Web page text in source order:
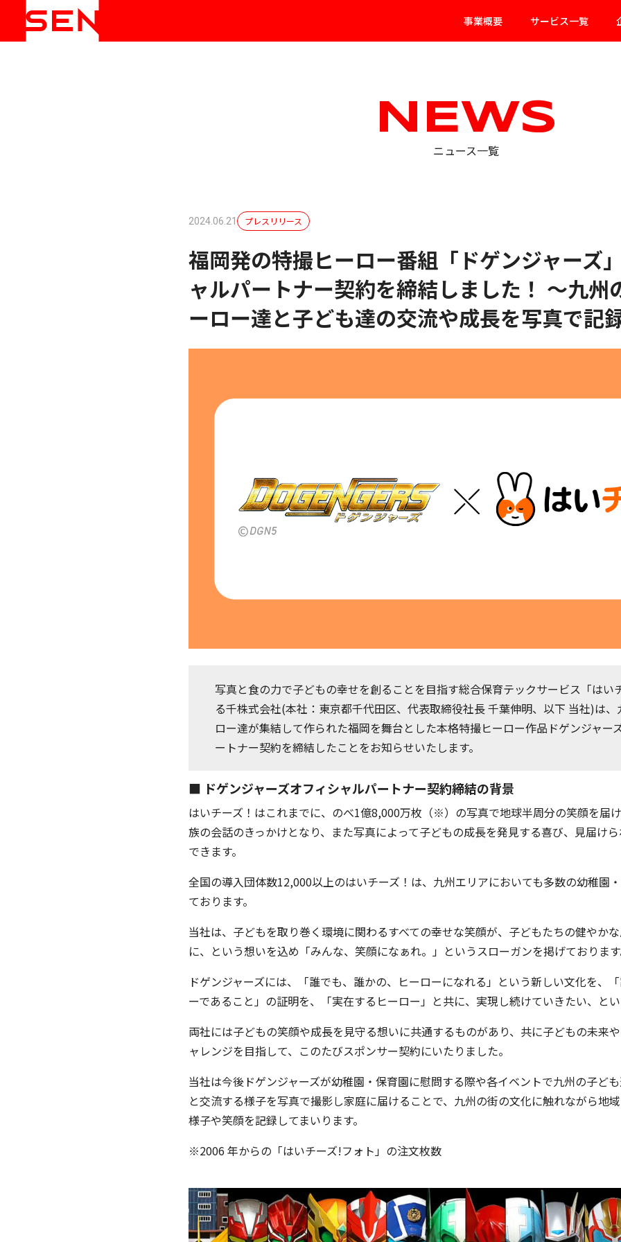
事業概要 サービス一覧
NEWS
ニュース一覧
2024.06.21 プレスリリース
福岡発の特撮ヒーロー番組「ドゲンジャーズ
ャルパートナー契約を締結しました！ ～九州
ーロー達と子ども達の交流や成長を写真で記
写真と食の力で子どもの幸せを創ることを目指す総合保育テックサービス「はい
る千株式会社(本社：東京都千代田区、代表取締役社長 千葉伸明、以下 当社)は
ロー達が集結して作られた福岡を舞台とした本格特撮ヒーロー作品ドゲンジャー
ートナー契約を締結したことをお知らせいたします。
■ ドゲンジャーズオフィシャルパートナー契約締結の背景
はいチーズ！はこれまでに、のべ1億8,000万枚（※）の写真で地球半周分の笑顔を届
族の会話のきっかけとなり、また写真によって子どもの成長を発見する喜び、見届け
できます。
全国の導入団体数12,000以上のはいチーズ！は、九州エリアにおいても多数の幼稚園
ております。
当社は、子どもを取り巻く環境に関わるすべての幸せな笑顔が、子どもたちの健やか
に、という想いを込め「みんな、笑顔になぁれ。」というスローガンを掲げておりま
ドゲンジャーズには、「誰でも、誰かの、ヒーローになれる」という新しい文化を、
ーであること」の証明を、「実在するヒーロー」と共に、実現し続けていきたい、と
両社には子どもの笑顔や成長を見守る想いに共通するものがあり、共に子どもの未来
ャレンジを目指して、このたびスポンサー契約にいたりました。
当社は今後ドゲンジャーズが幼稚園・保育園に慰問する際や各イベントで九州の子ど
と交流する様子を写真で撮影し家庭に届けることで、九州の街の文化に触れながら地
様子や笑顔を記録してまいります。
※2006 年からの「はいチーズ!フォト」の注文枚数